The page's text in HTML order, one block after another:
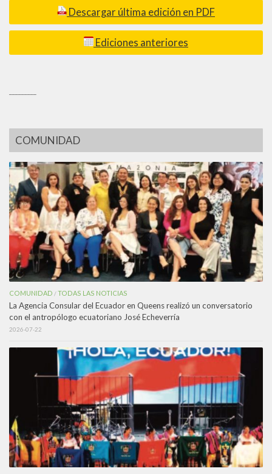
Descargar última edición en PDF
Ediciones anteriores
COMUNIDAD
COMUNIDAD /TODAS LAS NOTICIAS
La Agencia Consular del Ecuador en Queens realizó un conversatorio
con el antropólogo ecuatoriano José Echeverría
2026-07-22